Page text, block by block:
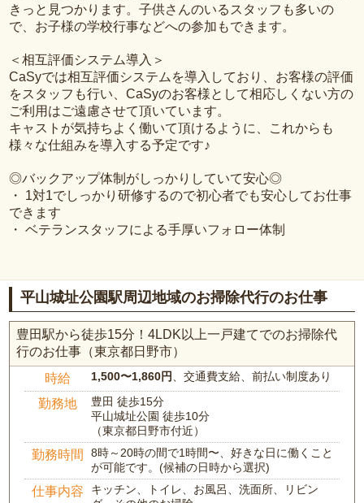
きっと見つかります。子供さんのいるスタッフも多いの
で、お子様の学校行事などへの参加もできます。
＜相互評価システム導入＞
CaSyでは相互評価システムを導入しており、お客様の評価
をスタッフも行い、CaSyのお客様として相応しくない方の
ご利用はご遠慮させて頂いています。
キャストが気持ちよく働いて頂けるように、これからも
様々な仕組みを導入する予定です♪
◎バックアップ体制がしっかりしていて安心◎
・ 1対1でしっかり研修するので初心者でも安心してお仕事
できます
・ ベテランスタッフによる手厚いフォロー体制
平山城址公園駅周辺地域のお掃除代行のお仕事
豊田駅から徒歩15分！4LDK以上一戸建てでのお掃除代
行のお仕事（東京都日野市）
時給 1,500〜1,860円、交通費支給、前払い制度あり
勤務地
豊田 徒歩15分
平山城址公園 徒歩10分
（東京都日野市付近）
勤務時間
8時～20時の間で1時間〜、好きな日に働くこと
が可能です。(候補の日時から選択)
仕事内容
キッチン、トイレ、お風呂、洗面所、リビン